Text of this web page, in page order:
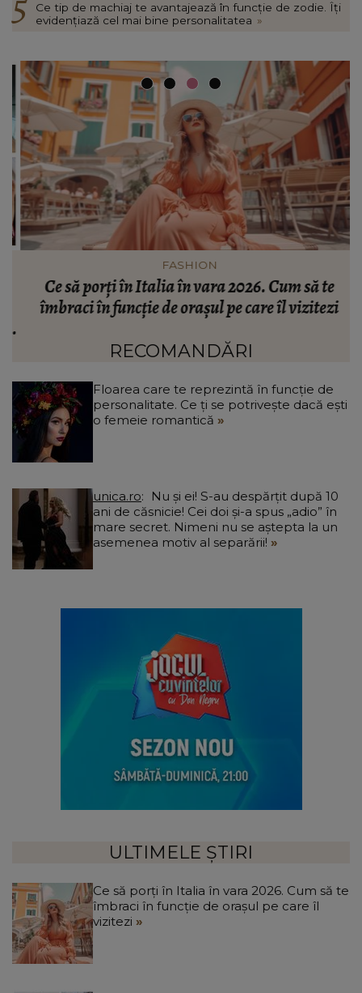
Ce tip de machiaj te avantajează în funcție de zodie. Îți
evidențiază cel mai bine personalitatea »
FASHION
Ce să porți în Italia în vara 2026. Cum să te
îmbraci în funcție de orașul pe care îl vizitezi
RECOMANDĂRI
Floarea care te reprezintă în funcție de
personalitate. Ce ți se potrivește dacă ești
o femeie romantică
unica.ro
ani de căsnicie! Cei doi și-a spus „adio” în
mare secret. Nimeni nu se aștepta la un
asemenea motiv al separării!
ULTIMELE ȘTIRI
Ce să porți în Italia în vara 2026. Cum să te
îmbraci în funcție de orașul pe care îl
vizitezi